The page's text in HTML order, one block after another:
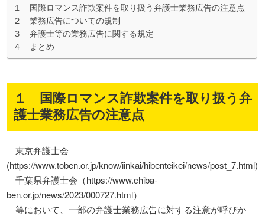
１ 国際ロマンス詐欺案件を取り扱う弁護士業務広告の注意点
２ 業務広告についての規制
３ 弁護士等の業務広告に関する規定
４ まとめ
１ 国際ロマンス詐欺案件を取り扱う弁
護士業務広告の注意点
東京弁護士会
(https://www.toben.or.jp/know/iinkai/hibenteikei/news/post_7.html)
千葉県弁護士会（https://www.chiba-
ben.or.jp/news/2023/000727.html）
等において、一部の弁護士業務広告に対する注意が呼びか